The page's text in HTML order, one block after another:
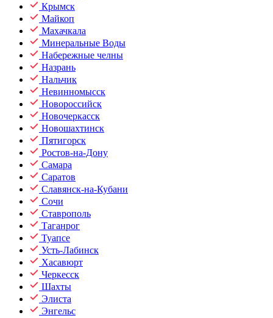
Крымск
Майкоп
Махачкала
Минеральные Воды
Набережные челны
Назрань
Нальчик
Невинномысск
Новороссийск
Новочеркасск
Новошахтинск
Пятигорск
Ростов-на-Дону
Самара
Саратов
Славянск-на-Кубани
Сочи
Ставрополь
Таганрог
Туапсе
Усть-Лабинск
Хасавюрт
Черкесск
Шахты
Элиста
Энгельс